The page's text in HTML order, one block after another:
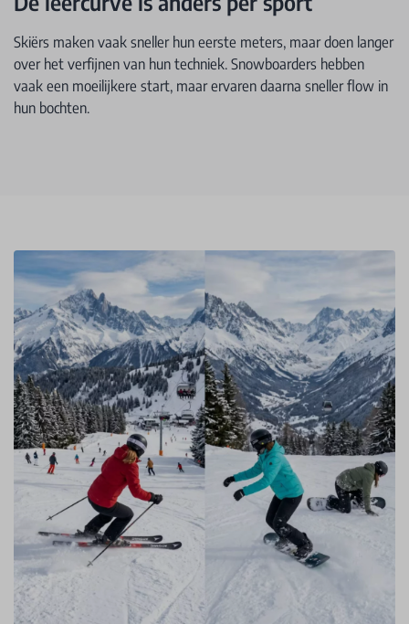
Skiërs maken vaak sneller hun eerste meters, maar doen langer
over het verfijnen van hun techniek. Snowboarders hebben
vaak een moeilijkere start, maar ervaren daarna sneller flow in
hun bochten.